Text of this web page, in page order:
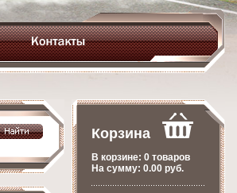
Корзина
В корзине: 0 товаров
На сумму: 0.00 руб.